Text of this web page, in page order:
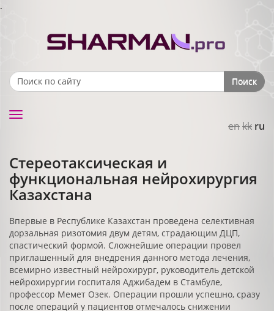
.
Search form Поиск
enkk ru
Toggle
Стереотаксическая и
функциональная нейрохирургия
Казахстана
Впервые в Республике Казахстан проведена селективная
дорзальная ризотомия двум детям, страдающим ДЦП,
спастический формой. Сложнейшие операции провел
приглашенный для внедрения данного метода лечения,
всемирно известный нейрохирург, руководитель детской
нейрохирургии госпиталя Аджибадем в Стамбуле,
профессор Мемет Озек. Операции прошли успешно, сразу
после операций у пациентов отмечалось снижении